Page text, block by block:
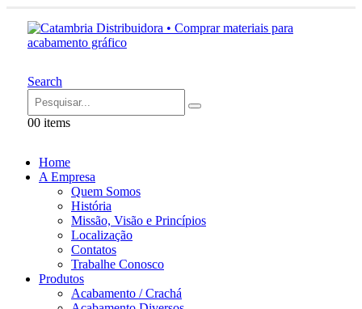
Search
00 items
Home
A Empresa
Quem Somos
História
Missão, Visão e Princípios
Localização
Contatos
Trabalhe Conosco
Produtos
Acabamento / Crachá